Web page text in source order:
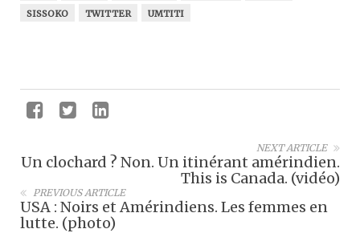
SISSOKO
TWITTER UMTITI
NEXT ARTICLE
Un clochard ? Non. Un itinérant amérindien.
This is Canada. (vidéo)
PREVIOUS ARTICLE
USA : Noirs et Amérindiens. Les femmes en
lutte. (photo)